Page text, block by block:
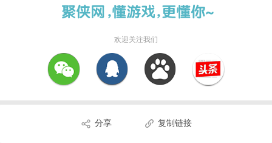
欢迎关注我们
分享 复制链接